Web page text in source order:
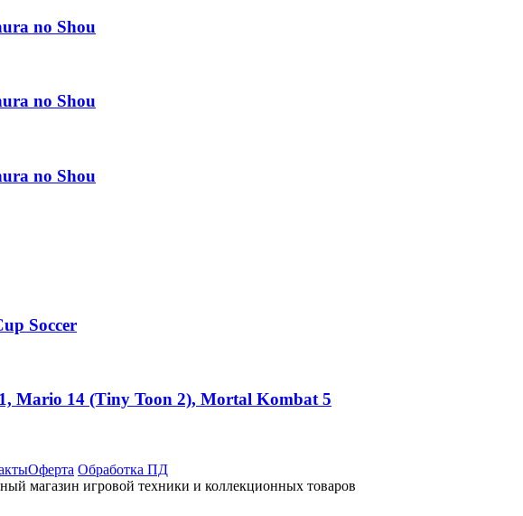
no Shou
no Shou
no Shou
Soccer
Mario 14 (Tiny Toon 2), Mortal Kombat 5
Оферта Обработка ПД
магазин игровой техники и коллекционных товаров